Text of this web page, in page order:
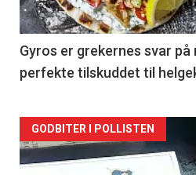
-
2
Gyros er grekernes svar
perfekte tilskuddet til
Forsiden
akkurat
GODBITER I POLLISTEN